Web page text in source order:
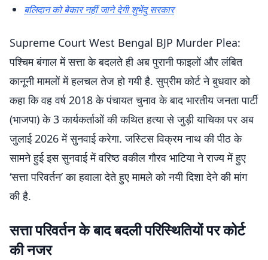
बलिदान को बेकार नहीं जाने देगी शुभेंदु सरकार
Supreme Court West Bengal BJP Murder Plea:
पश्चिम बंगाल में सत्ता के बदलते ही अब पुरानी फाइलों और लंबित
कानूनी मामलों में हलचल तेज हो गयी है. सुप्रीम कोर्ट ने बुधवार को
कहा कि वह वर्ष 2018 के पंचायत चुनाव के बाद भारतीय जनता पार्टी
(भाजपा) के 3 कार्यकर्ताओं की कथित हत्या से जुड़ी याचिका पर अब
जुलाई 2026 में सुनवाई करेगा. जस्टिस विक्रम नाथ की पीठ के
सामने हुई इस सुनवाई में वरिष्ठ वकील गौरव भाटिया ने राज्य में हुए
‘सत्ता परिवर्तन’ का हवाला देते हुए मामले को नयी दिशा देने की मांग
की है.
सत्ता परिवर्तन के बाद बदली परिस्थितियों पर कोर्ट
की नजर